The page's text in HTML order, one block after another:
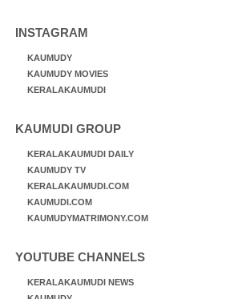
INSTAGRAM
KAUMUDY
KAUMUDY MOVIES
KERALAKAUMUDI
KAUMUDI GROUP
KERALAKAUMUDI DAILY
KAUMUDY TV
KERALAKAUMUDI.COM
KAUMUDI.COM
KAUMUDYMATRIMONY.COM
YOUTUBE CHANNELS
KERALAKAUMUDI NEWS